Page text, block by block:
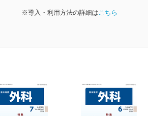
※導入・利用方法の詳細はこちら